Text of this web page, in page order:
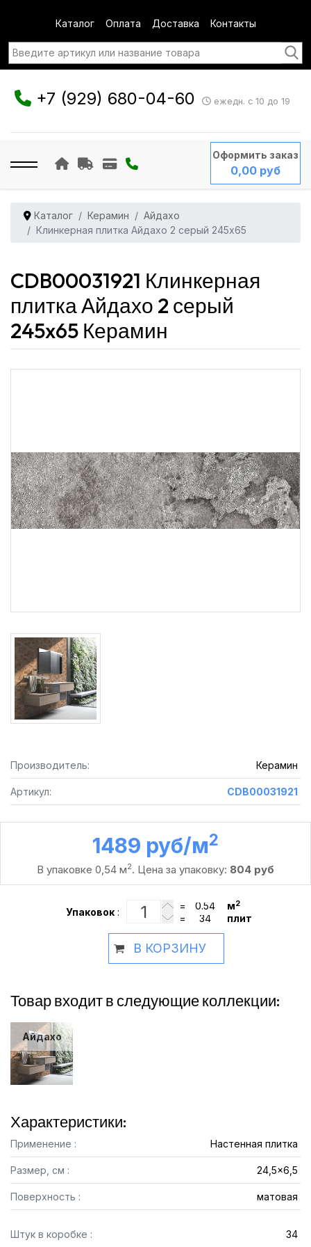
Каталог Оплата Доставка Контакты
+7 (929) 680-04-60 ежедн. с 10 до 19
Оформить заказ
0,00 руб
Каталог Керамин
Айдахо
Клинкерная плитка Айдахо 2 серый 245x65
CDB00031921 Клинкерная
плитка Айдахо 2 серый
245x65 Керамин
Производитель: Керамин
Артикул: CDB00031921
1489 руб /м2
В упаковке 0,54 м2. Цена за упаковку: 804 руб
Упаковок :
= м2
= плит
В КОРЗИНУ
Товар входит в следующие коллекции:
Айдахо
Характеристики:
Применение : Настенная плитка
Размер, см : 24,5x6,5
Поверхность : матовая
Штук в коробке : 34